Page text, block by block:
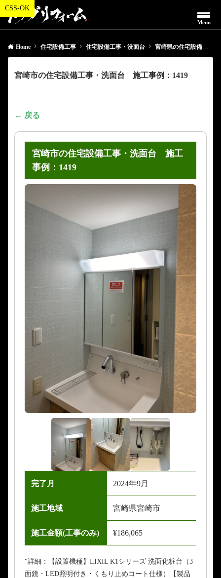
Menu
Home 住宅設備工事 住宅設備工事・洗面台 宮崎県の住宅設備工事・洗面台
宮崎市の住宅設備工事・洗面台 施工事例：1419
← 戻る
宮崎市の住宅設備工事・洗面台 施工
事例：1419
完了月 2024年9月
施工地域 宮崎県宮崎市
施工金額(工事のみ) ¥186,065
"詳細：【設置機種】LIXIL K1シリーズ 洗面化粧台（3
面鏡・LED照明付き・くもり止めコート仕様）【製品